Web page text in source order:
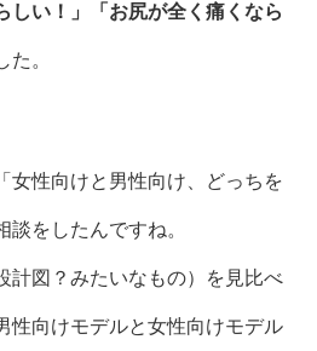
しい！」「お尻が全く痛くなら
た。
女性向けと男性向け、どっちを
をしたんですね。
計図？みたいなもの）を見比べ
性向けモデルと女性向けモデル